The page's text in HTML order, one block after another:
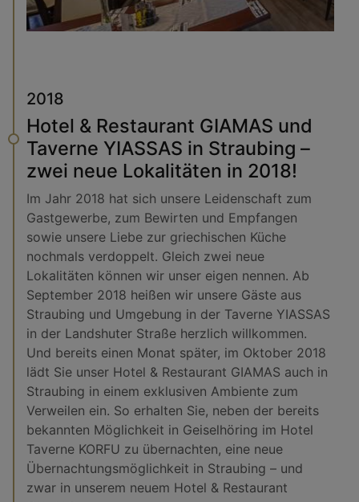
2018
Hotel & Restaurant GIAMAS und
Taverne YIASSAS in Straubing –
zwei neue Lokalitäten in 2018!
Im Jahr 2018 hat sich unsere Leidenschaft zum
Gastgewerbe, zum Bewirten und Empfangen
sowie unsere Liebe zur griechischen Küche
nochmals verdoppelt. Gleich zwei neue
Lokalitäten können wir unser eigen nennen. Ab
September 2018 heißen wir unsere Gäste aus
Straubing und Umgebung in der Taverne YIASSAS
in der Landshuter Straße herzlich willkommen.
Und bereits einen Monat später, im Oktober 2018
lädt Sie unser Hotel & Restaurant GIAMAS auch in
Straubing in einem exklusiven Ambiente zum
Verweilen ein. So erhalten Sie, neben der bereits
bekannten Möglichkeit in Geiselhöring im Hotel
Taverne KORFU zu übernachten, eine neue
Übernachtungsmöglichkeit in Straubing – und
zwar in unserem neuem Hotel & Restaurant